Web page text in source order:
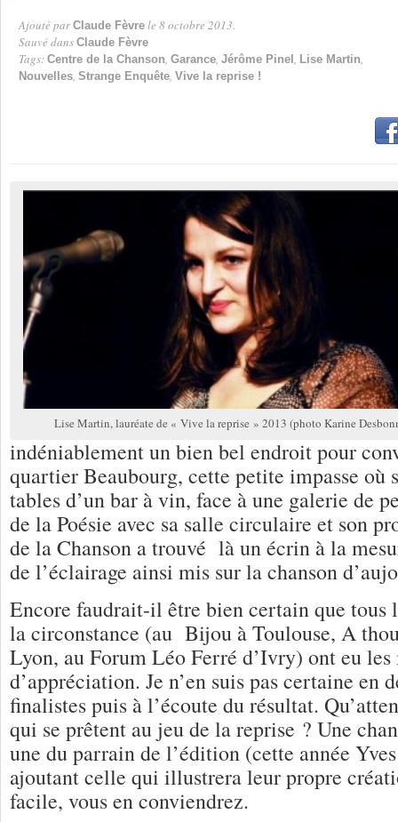
Ajouté par Claude Fèvre le 8 octobre 2013.
Sauvé dans Claude Fèvre
Tags: Centre de la Chanson, Garance, Jérôme Pinel , Lise Martin,
Nouvelles, Strange Enquête, Vive la reprise !
Lise Martin, lauréate de « Vive la reprise » 2013 (photo Karine
indéniablement un bien bel endroit pour
quartier Beaubourg, cette petite impasse où
tables d’un bar à vin, face à une galerie de
de la Poésie avec sa salle circulaire et son
de la Chanson a trouvé là un écrin à la
de l’éclairage ainsi mis sur la chanson
Encore faudrait-il être bien certain que
la circonstance (au Bijou à Toulouse, A
Lyon, au Forum Léo Ferré d’Ivry) ont eu les
d’appréciation. Je n’en suis pas certaine en
finalistes puis à l’écoute du résultat.
qui se prêtent au jeu de la reprise ? Une
une du parrain de l’édition (cette année
ajoutant celle qui illustrera leur propre
facile, vous en conviendrez.